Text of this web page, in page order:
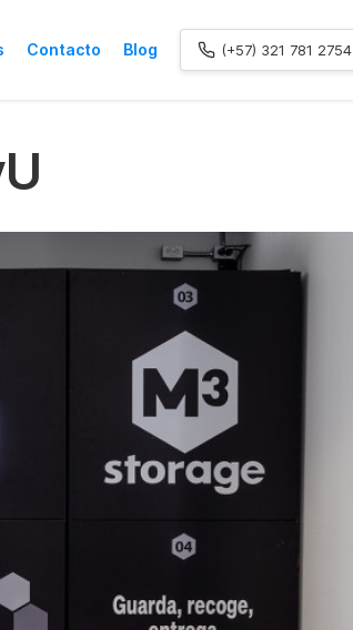
tu propiedad
tus espacios vacante!
extra con nuestro programa de embajador
Contacto Blog (+57) 321 781 2754